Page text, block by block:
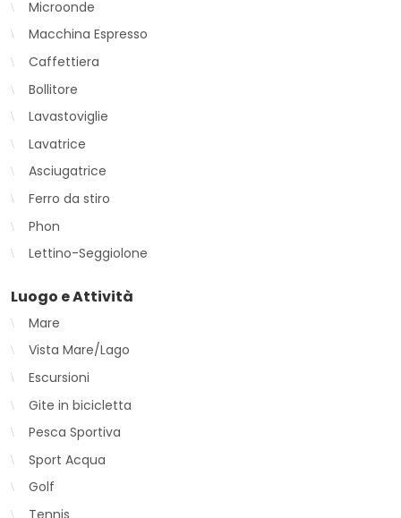
Microonde
Macchina Espresso
Caffettiera
Bollitore
Lavastoviglie
Lavatrice
Asciugatrice
Ferro da stiro
Phon
Lettino-Seggiolone
Luogo e Attività
Mare
Vista Mare/Lago
Escursioni
Gite in bicicletta
Pesca Sportiva
Sport Acqua
Golf
Tennis